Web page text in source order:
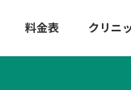
料金表 クリニ